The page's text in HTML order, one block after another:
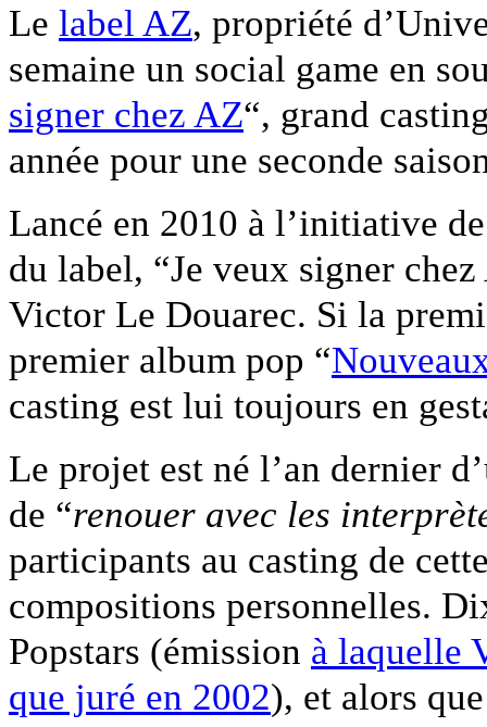
Le label AZ, propriété
semaine un social game en
signer chez AZ“, grand
année pour une seconde
Lancé en 2010 à l’initiative
du label, “Je veux signer
Victor Le Douarec. Si la
premier album pop “
casting est lui toujours en
Le projet est né l’an dernier
de “renouer avec les
participants au casting de
compositions personnelles.
Popstars (émission à laquelle
que juré en 2002), et alors